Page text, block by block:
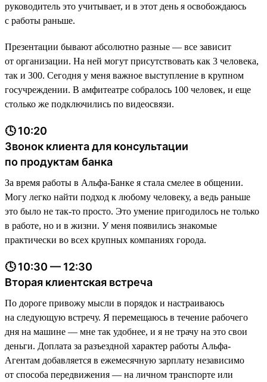
руководитель это учитывает, и в этот день я освобождаюсь
с работы раньше.
Презентации бывают абсолютно разные — все зависит
от организации. На ней могут присутствовать как 3 человека,
так и 300. Сегодня у меня важное выступление в крупном
госучреждении. В амфитеатре собралось 100 человек, и еще
столько же подключились по видеосвязи.
🕓 10:20
Звонок клиента для консультации
по продуктам банка
За время работы в Альфа-Банке я стала смелее в общении.
Могу легко найти подход к любому человеку, а ведь раньше
это было не так-то просто. Это умение пригодилось не только
в работе, но и в жизни. У меня появились знакомые
практически во всех крупных компаниях города.
🕓 10:30 — 12:30
Вторая клиентская встреча
По дороге привожу мысли в порядок и настраиваюсь
на следующую встречу. Я перемещаюсь в течение рабочего
дня на машине — мне так удобнее, и я не трачу на это свои
деньги. Доплата за разъездной характер работы Альфа-
Агентам добавляется в ежемесячную зарплату независимо
от способа передвижения — на личном транспорте или